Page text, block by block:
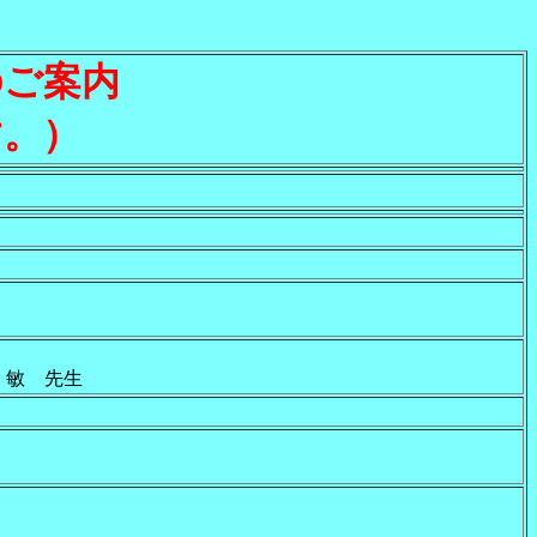
ご案内
）
先生